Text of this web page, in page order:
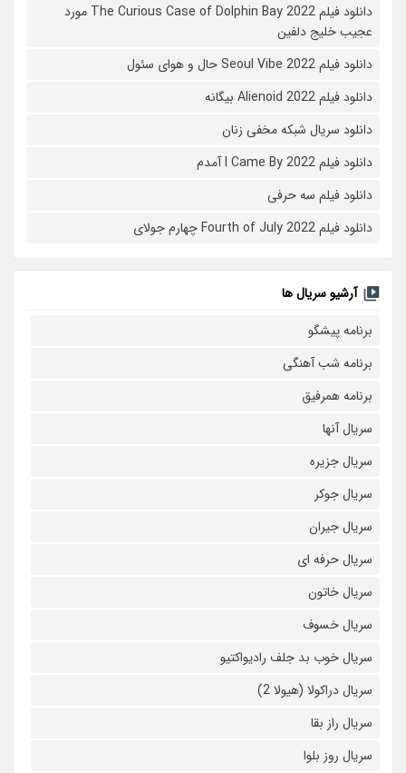
دانلود فیلم The Curious Case of Dolphin Bay 2022 مورد
عجیب خلیج دلفین
دانلود فیلم Seoul Vibe 2022 حال و هوای سئول
دانلود فیلم Alienoid 2022 بیگانه
دانلود سریال شبکه مخفی زنان
دانلود فیلم I Came By 2022 آمدم
دانلود فیلم سه حرفی
دانلود فیلم Fourth of July 2022 چهارم جولای
آرشیو سریال ها
برنامه پیشگو
برنامه شب آهنگی
برنامه همرفیق
سریال آنها
سریال جزیره
سریال جوکر
سریال جیران
سریال حرفه ای
سریال خاتون
سریال خسوف
سریال خوب بد جلف رادیواکتیو
سریال دراکولا (هیولا 2)
سریال راز بقا
سریال روز بلوا